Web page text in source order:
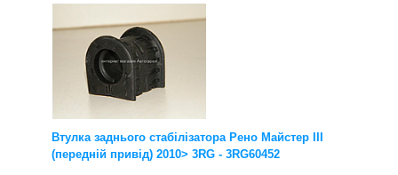
Втулка заднього стабілізатора Рено Майстер III
(передній привід) 2010> 3RG - 3RG60452